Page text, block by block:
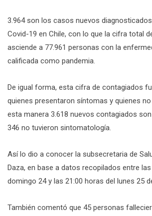
3.964 son los casos nuevos
Covid-19 en Chile, con lo que la cifra total
asciende a 77.961 personas con la
calificada como pandemia.
De igual forma, esta cifra de contagiados
quienes presentaron síntomas y quienes
esta manera 3.618 nuevos contagiados
346 no tuvieron sintomatología.
Así lo dio a conocer la subsecretaria de
Daza, en base a datos recopilados entre
domingo 24 y las 21:00 horas del lunes 25
También comentó que 45 personas